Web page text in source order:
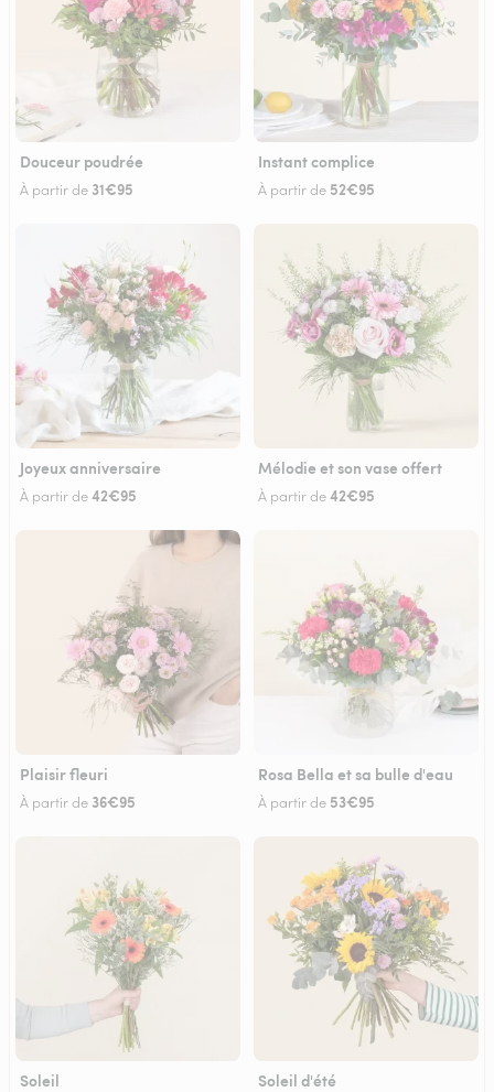
Douceur poudrée
À partir de 31€95
Instant complice
À partir de 52€95
Joyeux anniversaire
À partir de42€95
Mélodie et son vase offert
À partir de42€95
Plaisir fleuri
À partir de 36€95
Rosa Bella et sa bulle d'eau
À partir de 53€95
Soleil Soleil d'été